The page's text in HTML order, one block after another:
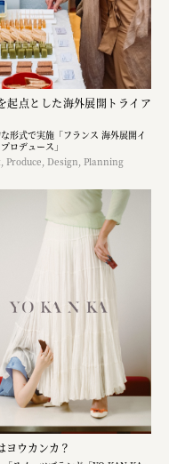
起点とした海外展開トライア
形式で実施「フランス 海外展開イ
ロデュース」
Produce, Design, Planning
ヨウカンカ？